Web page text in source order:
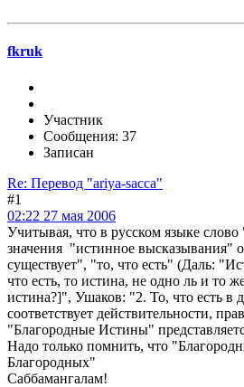
fkruk
Участник
Сообщения: 37
Записан
Re: Перевод "ariya-sacca"
#1
02:22 27 мая 2006
Учитывая, что в русском языке
значения "истинное высказывания"
существует", "то, что есть" (Даль:
что есть, то истина, не одно ль и то
истина?]", Ушаков: "2. То, что есть в
соответствует действительности,
"Благородные Истины"
Надо только помнить, что
Благородных"
Саббамангалам!